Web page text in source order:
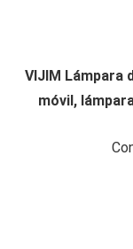
VIJIM Lámpara
móvil,